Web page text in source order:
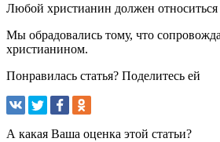
Любой христианин должен
Мы обрадовались тому, что
христианином.
Понравилась статья? Поделитесь ей
А какая Ваша оценка этой статьи?